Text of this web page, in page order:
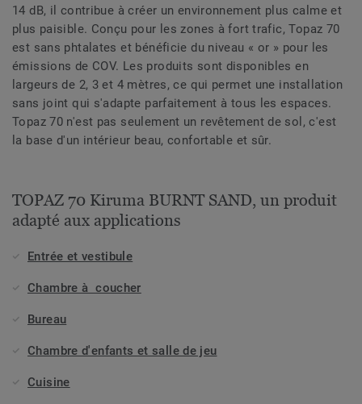
14 dB, il contribue à créer un environnement plus calme et
plus paisible. Conçu pour les zones à fort trafic, Topaz 70
est sans phtalates et bénéficie du niveau « or » pour les
émissions de COV. Les produits sont disponibles en
largeurs de 2, 3 et 4 mètres, ce qui permet une installation
sans joint qui s'adapte parfaitement à tous les espaces.
Topaz 70 n'est pas seulement un revêtement de sol, c'est
la base d'un intérieur beau, confortable et sûr.
TOPAZ 70 Kiruma BURNT SAND, un produit
adapté aux applications
Entrée et vestibule
Chambre à coucher
Bureau
Chambre d'enfants et salle de jeu
Cuisine